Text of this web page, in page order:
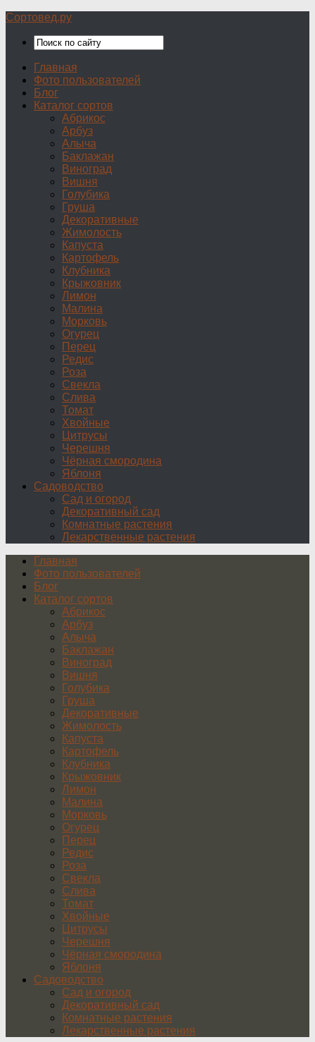
Сортовед.ру
Главная
Фото пользователей
Блог
Каталог сортов
Абрикос
Арбуз
Алыча
Баклажан
Виноград
Вишня
Голубика
Груша
Декоративные
Жимолость
Капуста
Картофель
Клубника
Крыжовник
Лимон
Малина
Морковь
Огурец
Перец
Редис
Роза
Свекла
Слива
Томат
Хвойные
Цитрусы
Черешня
Чёрная смородина
Яблоня
Садоводство
Сад и огород
Декоративный сад
Комнатные растения
Лекарственные растения
Главная
Фото пользователей
Блог
Каталог сортов
Абрикос
Арбуз
Алыча
Баклажан
Виноград
Вишня
Голубика
Груша
Декоративные
Жимолость
Капуста
Картофель
Клубника
Крыжовник
Лимон
Малина
Морковь
Огурец
Перец
Редис
Роза
Свекла
Слива
Томат
Хвойные
Цитрусы
Черешня
Чёрная смородина
Яблоня
Садоводство
Сад и огород
Декоративный сад
Комнатные растения
Лекарственные растения